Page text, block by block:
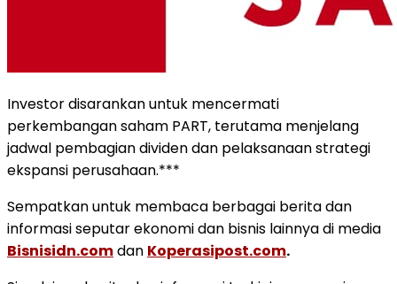
Investor disarankan untuk mencermati
perkembangan saham PART, terutama menjelang
jadwal pembagian dividen dan pelaksanaan strategi
ekspansi perusahaan.***
Sempatkan untuk membaca berbagai berita dan
informasi seputar ekonomi dan bisnis lainnya di media
Bisnisidn.comdan Koperasipost.com.